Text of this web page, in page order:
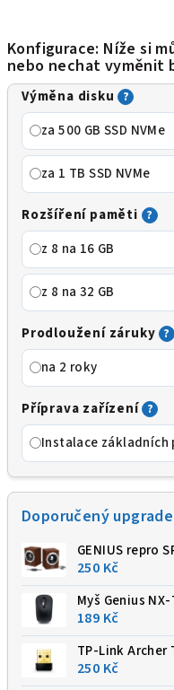
Konfigurace: Níže si
nebo nechat vyměnit
Výměna disku ?
za 500 GB SSD NVMe
za 1 TB SSD NVMe
Rozšíření paměti ?
z 8 na 16 GB
z 8 na 32 GB
Prodloužení záruky ?
na 2 roky
Příprava zařízení ?
Instalace základních
Doporučený
GENIUS repro
250 Kč
Myš Genius
189 Kč
TP-Link Archer
250 Kč